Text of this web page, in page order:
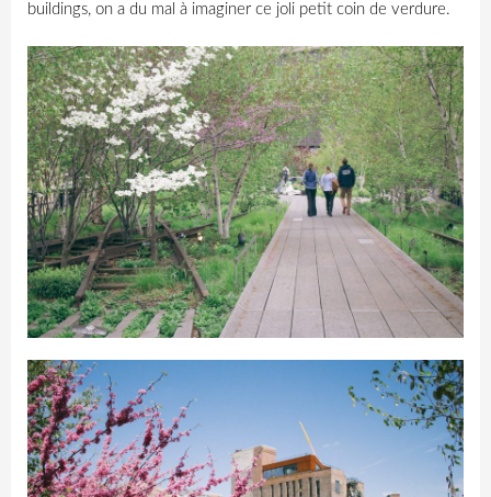
buildings, on a du mal à imaginer ce joli petit coin de verdure.